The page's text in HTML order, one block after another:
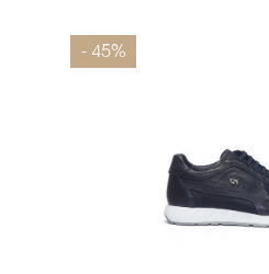
- 45%